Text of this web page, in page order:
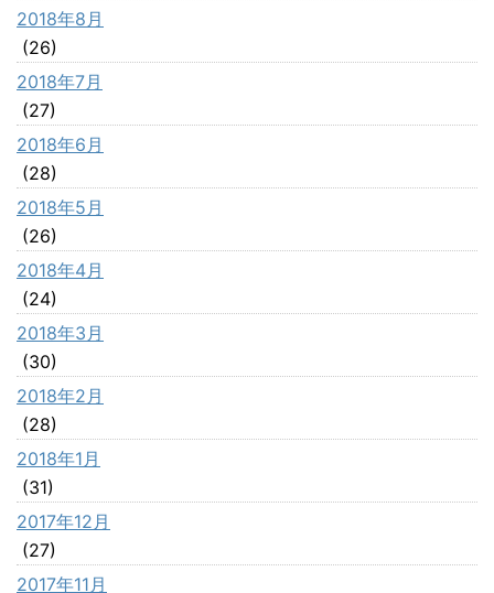
2018年8月
(26)
2018年7月
(27)
2018年6月
(28)
2018年5月
(26)
2018年4月
(24)
2018年3月
(30)
2018年2月
(28)
2018年1月
(31)
2017年12月
(27)
2017年11月